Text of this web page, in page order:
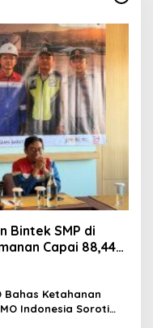
Bintek SMP di
Capai 88,44
Bahas Ketahanan
Indonesia Soroti
Lintas Sektor